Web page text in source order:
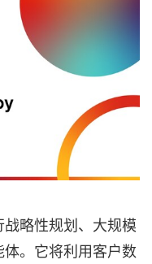
略性规划、大规模
。它将利用客户数